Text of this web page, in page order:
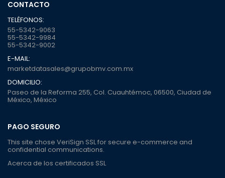
CONTACTO
TELÉFONOS:
55-5342-9063
55-5342-9984
55-5342-9002
E-MAIL:
marketdatasales@grupobmv.com.mx
DOMICILIO:
Paseo de la Reforma 255, Col. Cuauhtémoc, 06500, Ciudad de
México, México
PAGO SEGURO
This site chose VeriSign SSL for secure e-commerce and
confidential communications.
Acerca de los certificados SSL